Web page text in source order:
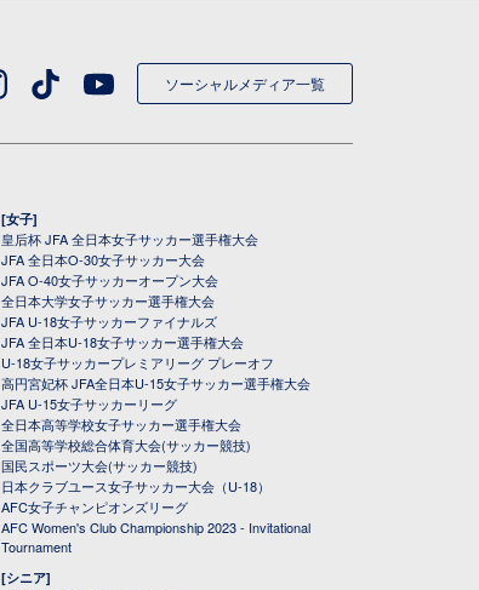
ソーシャルメディア一覧
[女子]
皇后杯 JFA 全日本女子サッカー選手権大会
JFA 全日本O-30女子サッカー大会
JFA O-40女子サッカーオープン大会
全日本大学女子サッカー選手権大会
JFA U-18女子サッカーファイナルズ
JFA 全日本U-18女子サッカー選手権大会
U-18女子サッカープレミアリーグ プレーオフ
高円宮妃杯 JFA全日本U-15女子サッカー選手権大会
JFA U-15女子サッカーリーグ
全日本高等学校女子サッカー選手権大会
全国高等学校総合体育大会(サッカー競技)
国民スポーツ大会(サッカー競技)
日本クラブユース女子サッカー大会（U-18）
AFC女子チャンピオンズリーグ
AFC Women's Club Championship 2023 - Invitational
Tournament
[シニア]